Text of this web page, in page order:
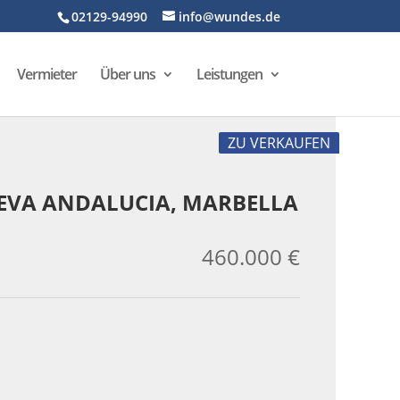
02129-94990 info@wundes.de
Vermieter Über uns Leistungen
ZU VERKAUFEN
ANDALUCIA, MARBELLA
460.000 €